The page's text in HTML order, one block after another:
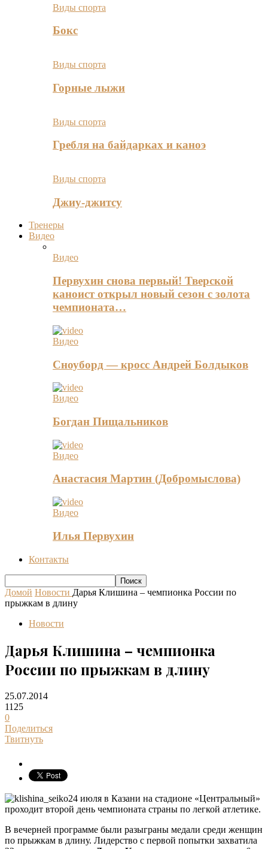
Виды спорта
Бокс
Виды спорта
Горные лыжи
Виды спорта
Гребля на байдарках и каноэ
Виды спорта
Джиу-джитсу
Тренеры
Видео
Видео
Первухин снова первый! Тверской
каноист открыл новый сезон с золота
чемпионата…
Видео
Сноуборд — кросс Андрей Болдыков
Видео
Богдан Пищальников
Видео
Анастасия Мартин (Добромыслова)
Видео
Илья Первухин
Контакты
Домой Новости Дарья Клишина – чемпионка России по
прыжкам в длину
Новости
Дарья Клишина – чемпионка
России по прыжкам в длину
25.07.2014
1125
0
Поделиться
Твитнуть
24 июля в Казани на стадионе «Центральный»
проходит второй день чемпионата страны по легкой атлетике.
В вечерней программе были разыграны медали среди женщин
по прыжкам в длину. Лидерство с первой попытки захватила